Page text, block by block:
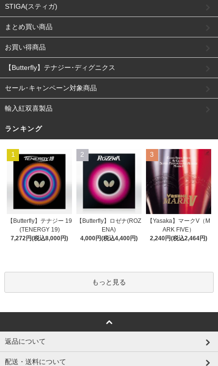
STIGA(スティガ)
まとめ買い商品
お買い得商品
【Butterfly】テナジー･ディグニクス
セール･キャンペーン対象商品
輸入紅双喜製品
ランキング
1
【Butterfly】テナジー 19
(TENERGY 19)
7,272円(税込8,000円)
2
【Butterfly】ロゼナ(ROZ
ENA)
4,000円(税込4,400円)
3
【Yasaka】マークV（M
ARK FIVE）
2,240円(税込2,464円)
もっと見る
返品について
配送・送料について